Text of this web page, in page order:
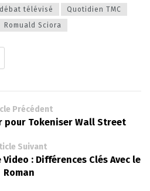
débat télévisé
Quotidien TMC
Romuald Sciora
Précédent
pour Tokeniser Wall Street
Suivant
Video : Différences Clés Avec le
Roman